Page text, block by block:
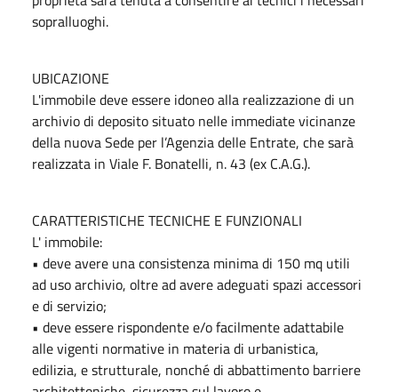
sopralluoghi.
UBICAZIONE
L'immobile deve essere idoneo alla realizzazione di un
archivio di deposito situato nelle immediate vicinanze
della nuova Sede per l’Agenzia delle Entrate, che sarà
realizzata in Viale F. Bonatelli, n. 43 (ex C.A.G.).
CARATTERISTICHE TECNICHE E FUNZIONALI
L' immobile:
• deve avere una consistenza minima di 150 mq utili
ad uso archivio, oltre ad avere adeguati spazi accessori
e di servizio;
• deve essere rispondente e/o facilmente adattabile
alle vigenti normative in materia di urbanistica,
edilizia, e strutturale, nonché di abbattimento barriere